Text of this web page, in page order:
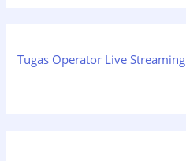
Tugas Operator Live Streaming